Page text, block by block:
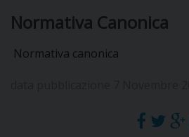
Normativa Canonica
Normativa canonica